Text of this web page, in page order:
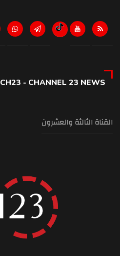
CH23 - CHANNEL 23 NEWS
القناة الثالثة والعشرون